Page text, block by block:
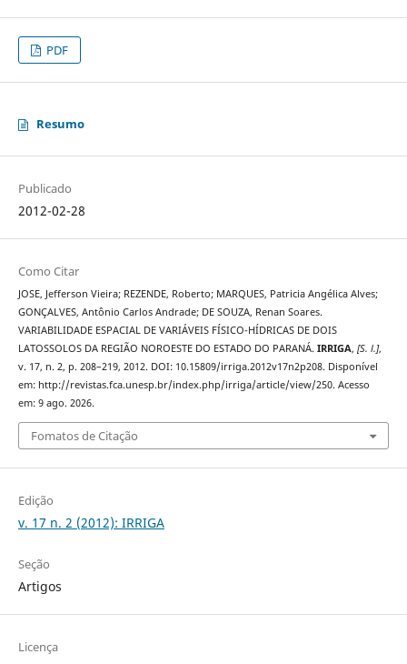
PDF
Resumo
Publicado
2012-02-28
Como Citar
JOSE, Jefferson Vieira; REZENDE, Roberto; MARQUES, Patricia Angélica Alves;
GONÇALVES, Antônio Carlos Andrade; DE SOUZA, Renan Soares.
VARIABILIDADE ESPACIAL DE VARIÁVEIS FÍSICO-HÍDRICAS DE DOIS
LATOSSOLOS DA REGIÃO NOROESTE DO ESTADO DO PARANÁ. IRRIGA, [S. l.],
v. 17, n. 2, p. 208–219, 2012. DOI: 10.15809/irriga.2012v17n2p208. Disponível
em: http://revistas.fca.unesp.br/index.php/irriga/article/view/250. Acesso
em: 9 ago. 2026.
Fomatos de Citação
Edição
v. 17 n. 2 (2012): IRRIGA
Seção
Artigos
Licença